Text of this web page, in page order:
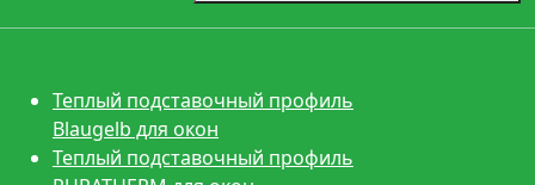
Теплый подставочный профиль
Blaugelb для окон
Теплый подставочный профиль